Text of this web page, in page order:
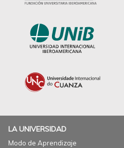
LA UNIVERSIDAD
Modo de Aprendizaje